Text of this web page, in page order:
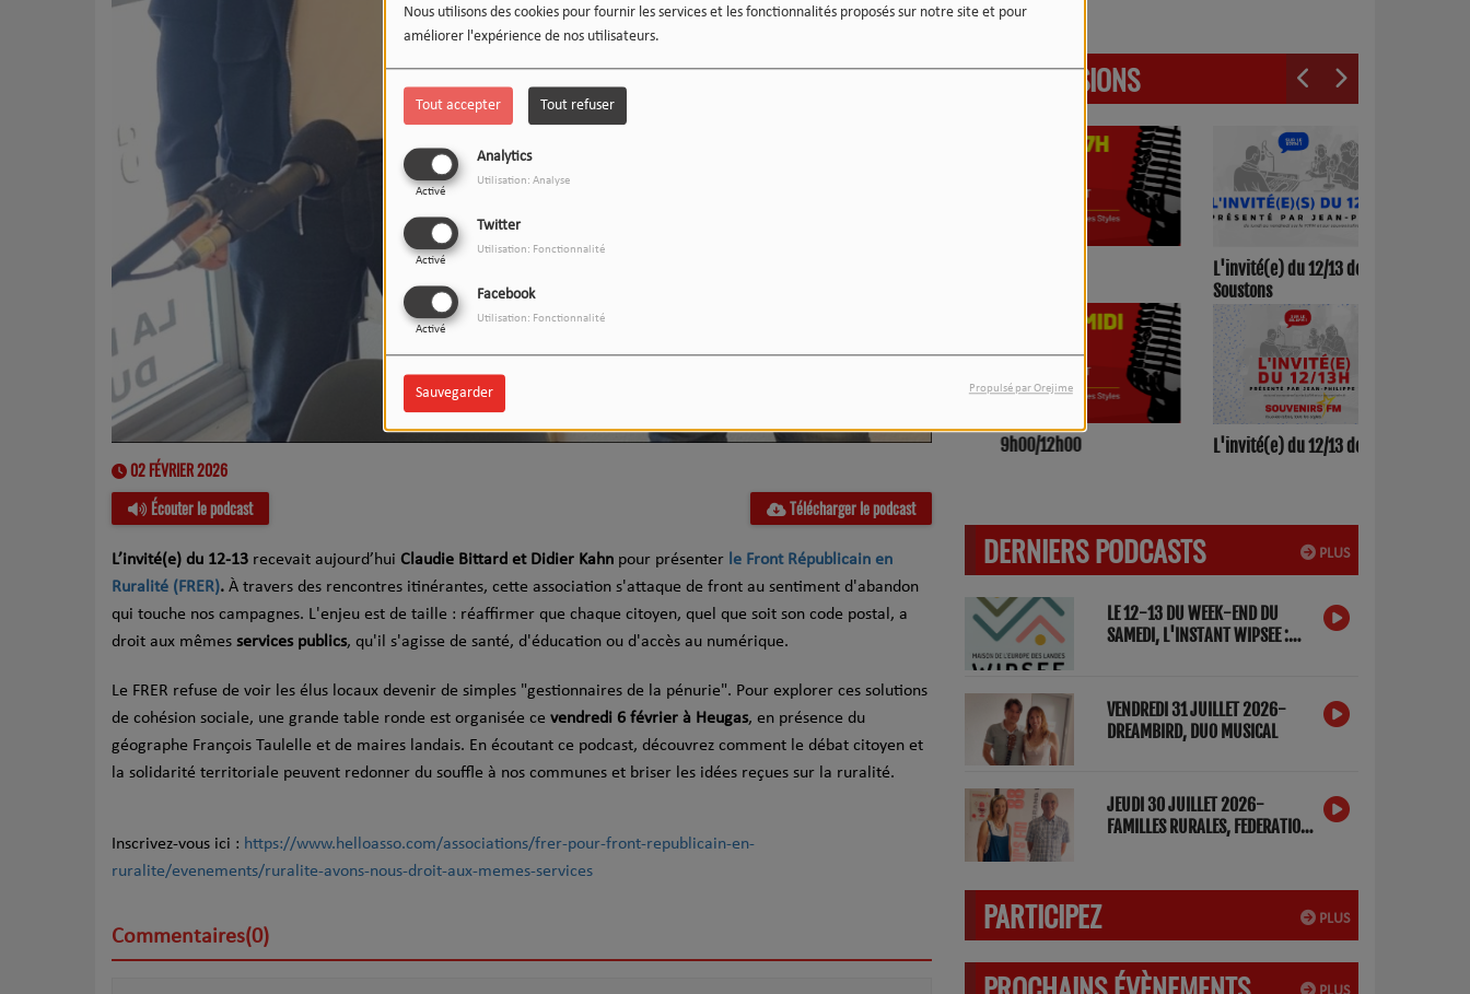
Nous utilisons des cookies pour fournir les services et les fonctionnalités proposés sur notre site et pour
améliorer l'expérience de nos utilisateurs.
Tout accepter Tout refuser
Analytics
Activé
Utilisation: Analyse
Twitter
Activé
Utilisation: Fonctionnalité
Facebook
Activé
Utilisation: Fonctionnalité
Sauvegarder Propulsé par Orejime
02 FÉVRIER 2026
Écouter le podcast
Télécharger le podcast
L’invité(e) du 12-13 recevait aujourd’hui Claudie Bittard et Didier Kahn pour présenter le Front Républicain en
Ruralité (FRER). À travers des rencontres itinérantes, cette association s'attaque de front au sentiment d'abandon
qui touche nos campagnes. L'enjeu est de taille : réaffirmer que chaque citoyen, quel que soit son code postal, a
droit aux mêmes services publics, qu'il s'agisse de santé, d'éducation ou d'accès au numérique.
Le FRER refuse de voir les élus locaux devenir de simples "gestionnaires de la pénurie". Pour explorer ces solutions
de cohésion sociale, une grande table ronde est organisée ce vendredi 6 février à Heugas, en présence du
géographe François Taulelle et de maires landais. En écoutant ce podcast, découvrez comment le débat citoyen et
la solidarité territoriale peuvent redonner du souffle à nos communes et briser les idées reçues sur la ruralité.
Inscrivez-vous ici : https://www.helloasso.com/associations/frer-pour-front-republicain-en-
ruralite/evenements/ruralite-avons-nous-droit-aux-memes-services
Commentaires(0)
LES ÉMISSIONS
17h/20h - Le Drive 9h00/12h00
L'invité(e) du 12/13 de
Soustons
L'invité(e) du 12/13 de Dax
PLUS
DERNIERS PODCASTS
LE 12-13 DU WEEK-END DU
SAMEDI, L'INSTANT WIPSEE :
VENDREDI 31 JUILLET 2026-
DREAMBIRD, DUO MUSICAL
JEUDI 30 JUILLET 2026-
FAMILLES RURALES, FEDERATION
PLUS
PARTICIPEZ